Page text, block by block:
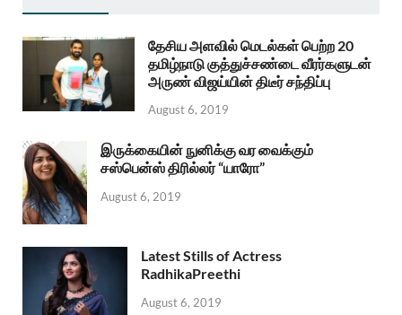
தேசிய அளவில் மெடல்கள் பெற்ற 20
தமிழ்நாடு குத்துச்சண்டை வீரர்களுடன்
அருண் விஜய்யின் திடீர் சந்திப்பு
August 6, 2019
இருக்கையின் நுனிக்கு வர வைக்கும்
சஸ்பென்ஸ் திரில்லர் “யாரோ”
August 6, 2019
Latest Stills of Actress
RadhikaPreethi
August 6, 2019